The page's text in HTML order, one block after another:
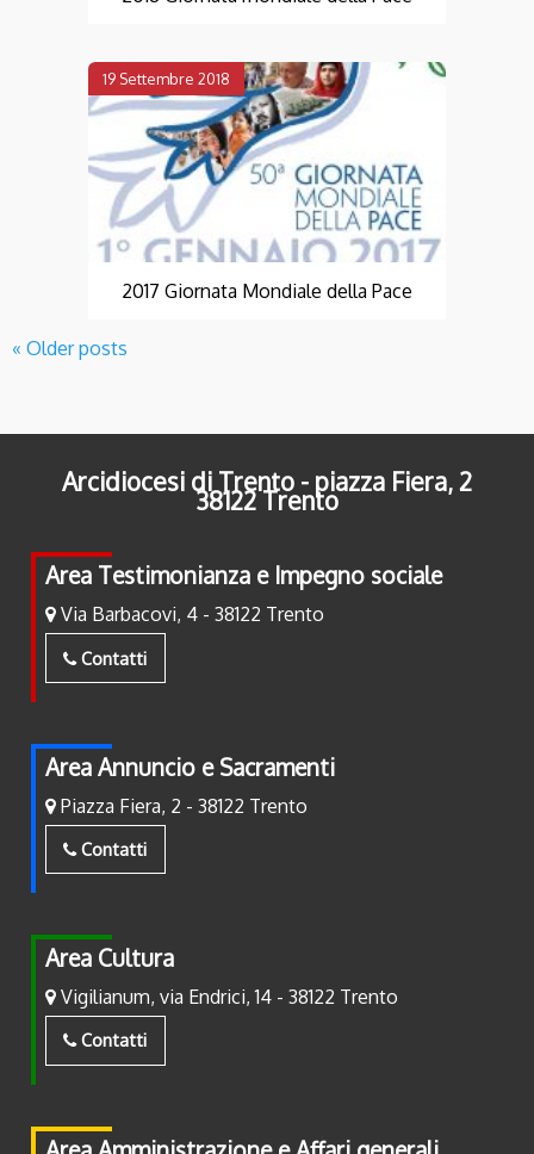
19 Settembre 2018
2017 Giornata Mondiale della Pace
P
« Older posts
Arcidiocesi di Trento - piazza Fiera, 2
38122 Trento
Area Testimonianza e Impegno sociale
Via Barbacovi, 4 - 38122 Trento
Contatti
Area Annuncio e Sacramenti
Piazza Fiera, 2 - 38122 Trento
Contatti
Area Cultura
Vigilianum, via Endrici, 14 - 38122 Trento
Contatti